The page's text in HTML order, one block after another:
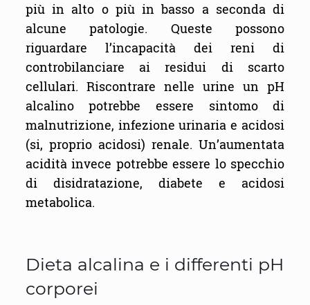
più in alto o più in basso a seconda di
alcune patologie. Queste possono
riguardare l’incapacità dei reni di
controbilanciare ai residui di scarto
cellulari. Riscontrare nelle urine un pH
alcalino potrebbe essere sintomo di
malnutrizione, infezione urinaria e acidosi
(si, proprio acidosi) renale. Un’aumentata
acidità invece potrebbe essere lo specchio
di disidratazione, diabete e acidosi
metabolica.
Dieta alcalina e i differenti pH
corporei